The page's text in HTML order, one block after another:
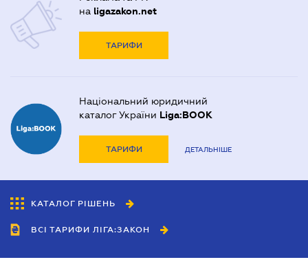
на ligazakon.net
ТАРИФИ
Національний юридичний
каталог України Liga:BOOK
ТАРИФИ ДЕТАЛЬНІШЕ
КАТАЛОГ РІШЕНЬ
ВСІ ТАРИФИ ЛІГА:ЗАКОН